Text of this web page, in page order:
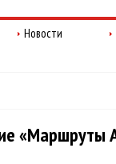
Новости
«Маршруты